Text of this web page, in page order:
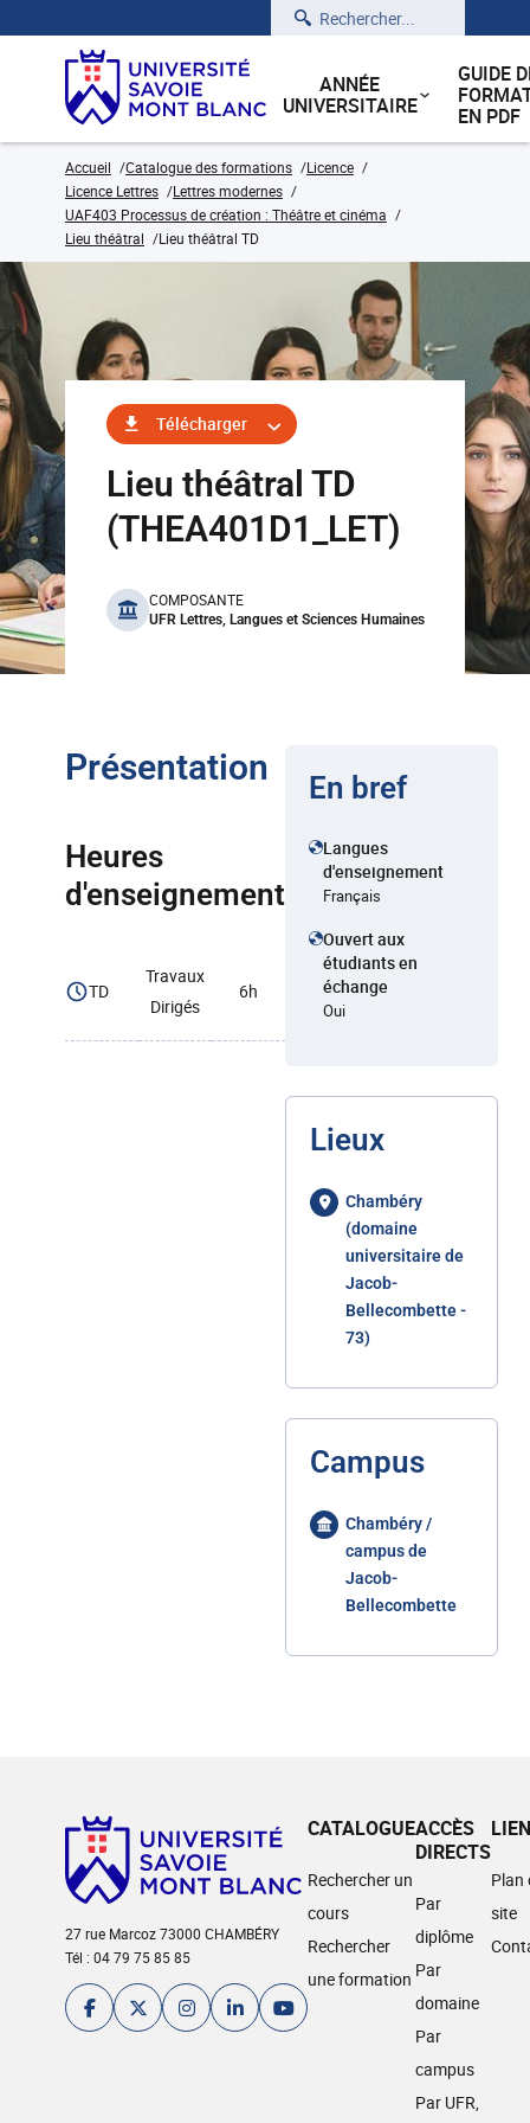
Rechercher
ANNÉE
UNIVERSITAIRE
GUIDE
EN PDF
Accueil Catalogue des formations
Licence
Licence Lettres
Lettres modernes
UAF403 Processus de création : Théâtre et cinéma
Lieu théâtral
Lieu théâtral TD
Télécharger
Lieu théâtral TD
(THEA401D1_LET)
benefits
COMPOSANTE
UFR Lettres, Langues et Sciences Humaines
Présentation
Heures
d'enseignement
TD
Travaux
Dirigés
6h
En bref
Langues
d'enseignement
Français
Ouvert aux
étudiants en
échange
Oui
Lieux
Chambéry
(domaine
universitaire de
Jacob-
Bellecombette -
73)
Campus
Chambéry /
campus de
Jacob-
Bellecombette
27 rue Marcoz 73000 CHAMBÉRY
Tél : 04 79 75 85 85
CATALOGUE
Rechercher un
cours
Rechercher
une formation
ACCÈS
DIRECTS
Par
diplôme
Par
domaine
Par
campus
Par UFR,
Plan
site